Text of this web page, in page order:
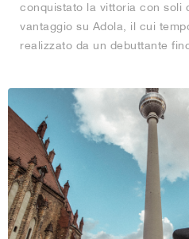
conquistato la vittoria con soli
vantaggio su Adola, il cui
realizzato da un debuttante